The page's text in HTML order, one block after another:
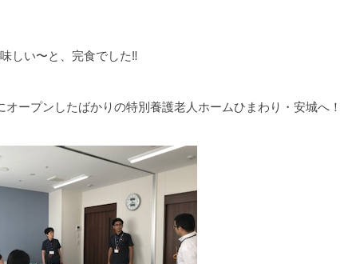
しい〜と、完食でした‼︎
ープンしたばかりの特別養護老人ホームひまわり・安城へ！